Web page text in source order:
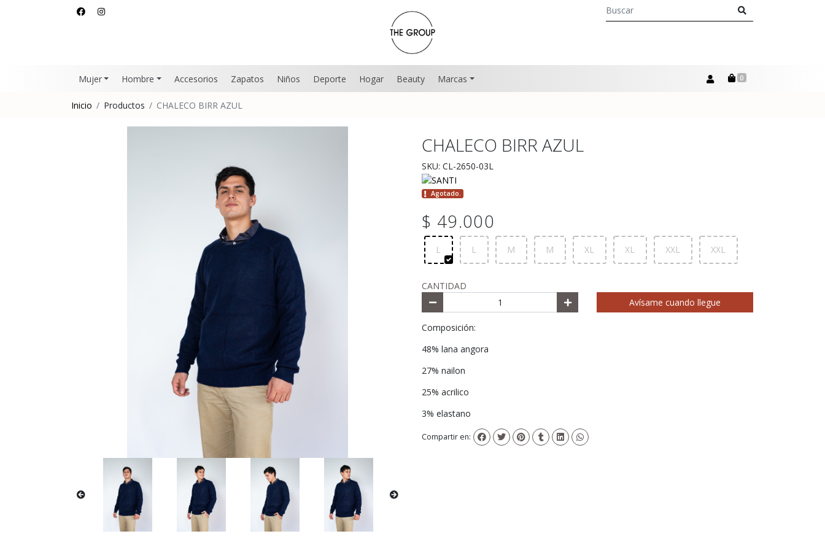
Mujer Hombre Accesorios Zapatos Niños Deporte Hogar Beauty Marcas 0
Inicio Productos CHALECO BIRR AZUL
CHALECO BIRR AZUL
SKU: CL-2650-03L
Agotado.
$ 49.000
L L M M XL XL XXL XXL
CANTIDAD
Avísame cuando llegue
Composición:
48% lana angora
27% nailon
25% acrilico
3% elastano
Compartir en: